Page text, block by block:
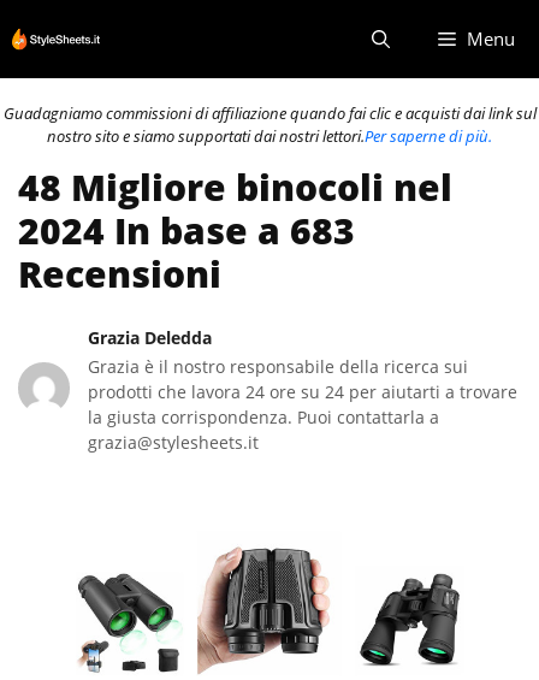
al
contenuto
Menu
Guadagniamo commissioni di affiliazione quando fai clic e acquisti dai link sul
nostro sito e siamo supportati dai nostri lettori.Per saperne di più.
48 Migliore binocoli nel
2024 In base a 683
Recensioni
Grazia Deledda
Grazia è il nostro responsabile della ricerca sui
prodotti che lavora 24 ore su 24 per aiutarti a trovare
la giusta corrispondenza. Puoi contattarla a
grazia@stylesheets.it